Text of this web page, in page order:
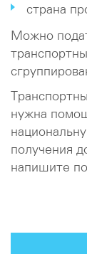
страна
Можно
нужна
получения
напишите